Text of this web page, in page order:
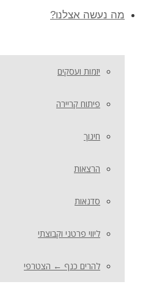
מה נעשה אצלנו?
יזמות ועסקים
פיתוח קריירה
חינוך
הרצאות
סדנאות
ליווי פרטני וקבוצתי
להרים כנף ← הצטרפי